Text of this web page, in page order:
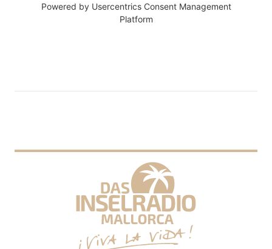
Powered by Usercentrics Consent Management
Platform